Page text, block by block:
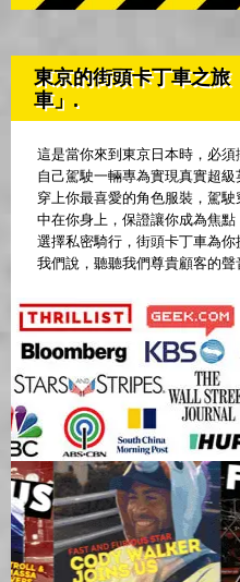
東京的街頭卡丁車之旅
車」.
這是當你來到東京日本時，必
自己駕駛一輛專為實現真實超
穿上你最喜愛的角色服裝，駕
中在你身上，保證讓你成為焦
選擇私密騎行，街頭卡丁車為
我們說，聽聽我們尊貴顧客的聲